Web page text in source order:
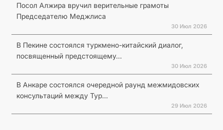
Посол Алжира вручил верительные грамоты
Председателю Меджлиса
30 Июл 2026
В Пекине состоялся туркмено-китайский диалог,
посвященный предстоящему...
30 Июл 2026
В Анкаре состоялся очередной раунд межмидовских
консультаций между Тур...
29 Июл 2026